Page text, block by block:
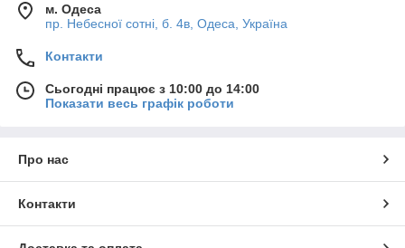
м. Одеса
пр. Небесної сотні, б. 4в, Одеса, Україна
Контакти
Сьогодні працює з 10:00 до 14:00
Показати весь графік роботи
Про нас
Контакти